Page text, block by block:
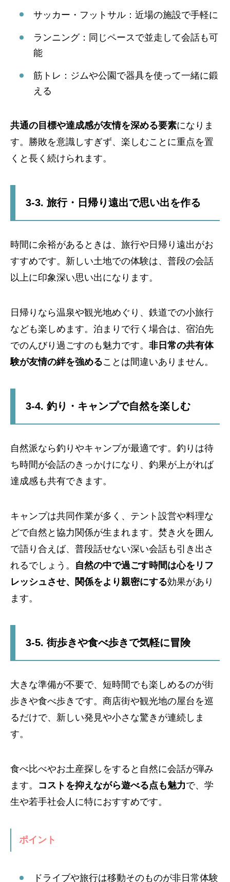
サッカー・フットサル：近場の施設で手軽に
ランニング：同じペースで並走して会話も可
能
筋トレ：ジムや公園で器具を使って一緒に鍛
える
共通の目標や達成感が友情を深める要素になりま
す。勝敗を意識しすぎず、楽しむことに重点を置
くと長く続けられます。
3-3. 旅行・日帰り遠出で思い出を作る
時間に余裕があるときは、旅行や日帰り遠出がお
すすめです。新しい土地での体験は、普段の会話
以上に印象深い思い出になります。
日帰りなら温泉や観光地めぐり、鉄道での小旅行
なども楽しめます。泊まりで行く場合は、宿泊先
でのんびり過ごすのも魅力です。 非日常の共有体
験が友情の絆を強めることは間違いありません。
3-4. 釣り・キャンプで自然を楽しむ
自然派なら釣りやキャンプが最適です。釣りは待
ち時間が会話のきっかけになり、釣果が上がれば
達成感も共有できます。
キャンプは共同作業が多く、テント設営や料理な
どで自然と協力関係が生まれます。焚き火を囲ん
で語り合えば、普段話せない深い会話も引き出さ
れるでしょう。 自然の中で過ごす時間は心をリフ
レッシュさせ、関係をより親密にする効果があり
ます。
3-5. 街歩きや食べ歩きで気軽に冒険
大きな準備が不要で、短時間でも楽しめるのが街
歩きや食べ歩きです。商店街や観光地の屋台を巡
るだけで、新しい発見や小さな驚きが連続しま
す。
食べ比べやお土産探しをすると自然に会話が弾み
ます。 コストを抑えながら遊べる点も魅力で、学
生や若手社会人に特におすすめです。
ポイント
ドライブや旅行は移動そのものが非日常体験